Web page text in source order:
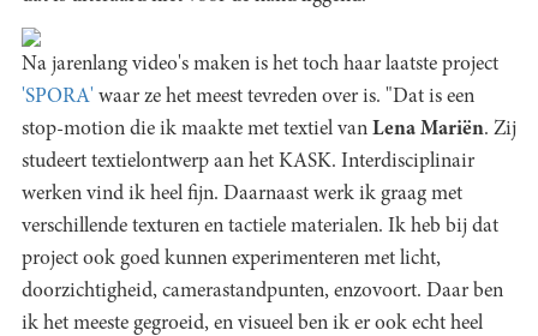
Na jarenlang video's maken is het toch haar laatste project
'SPORA' waar ze het meest tevreden over is. "Dat is een
stop-motion die ik maakte met textiel van Lena Mariën. Zij
studeert textielontwerp aan het KASK. Interdisciplinair
werken vind ik heel fijn. Daarnaast werk ik graag met
verschillende texturen en tactiele materialen. Ik heb bij dat
project ook goed kunnen experimenteren met licht,
doorzichtigheid, camerastandpunten, enzovoort. Daar ben
ik het meeste gegroeid, en visueel ben ik er ook echt heel